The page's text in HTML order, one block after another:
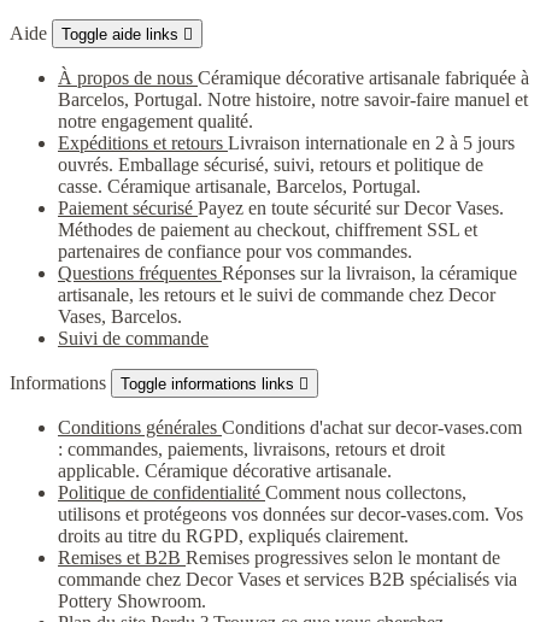
Aide Toggle aide links 
À propos de nous Céramique décorative artisanale fabriquée à
Barcelos, Portugal. Notre histoire, notre savoir-faire manuel et
notre engagement qualité.
Expéditions et retours Livraison internationale en 2 à 5 jours
ouvrés. Emballage sécurisé, suivi, retours et politique de
casse. Céramique artisanale, Barcelos, Portugal.
Paiement sécurisé Payez en toute sécurité sur Decor Vases.
Méthodes de paiement au checkout, chiffrement SSL et
partenaires de confiance pour vos commandes.
Questions fréquentes Réponses sur la livraison, la céramique
artisanale, les retours et le suivi de commande chez Decor
Vases, Barcelos.
Suivi de commande
Informations Toggle informations links 
Conditions générales Conditions d'achat sur decor-vases.com
: commandes, paiements, livraisons, retours et droit
applicable. Céramique décorative artisanale.
Politique de confidentialité Comment nous collectons,
utilisons et protégeons vos données sur decor-vases.com. Vos
droits au titre du RGPD, expliqués clairement.
Remises et B2B Remises progressives selon le montant de
commande chez Decor Vases et services B2B spécialisés via
Pottery Showroom.